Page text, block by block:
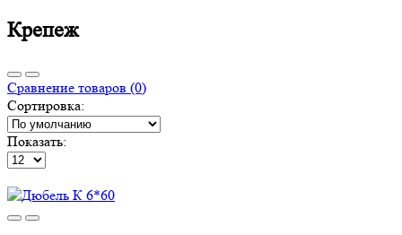
Крепеж
Сравнение товаров (0)
Сортировка:
Показать: